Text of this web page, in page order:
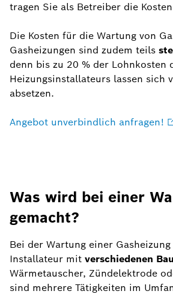
tragen Sie als Betreiber die
Die Kosten für die Wartung von
Gasheizungen sind zudem teils
denn bis zu 20 % der Lohnkosten
Heizungsinstallateurs lassen sich
absetzen.
Angebot unverbindlich anfragen!
Was wird bei einer
gemacht?
Bei der Wartung einer
Installateur mit verschiedenen
Wärmetauscher, Zündelektrode
sind mehrere Tätigkeiten im